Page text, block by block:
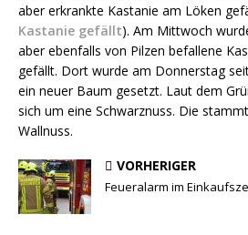
aber erkrankte Kastanie am Löken
Kastanie gefällt). Am Mittwoch
aber ebenfalls von Pilzen befallene
gefällt. Dort wurde am Donnerstag
ein neuer Baum gesetzt. Laut dem
sich um eine Schwarznuss. Die
Wallnuss.
VORHERIGER
Feueralarm im